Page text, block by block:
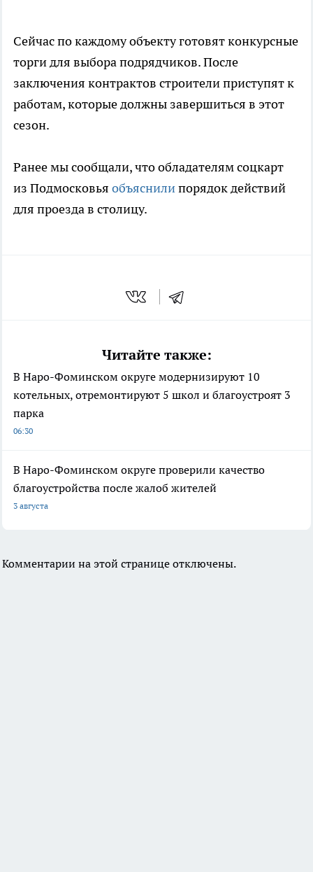
Сейчас по каждому объекту готовят конкурсные
торги для выбора подрядчиков. После
заключения контрактов строители приступят к
работам, которые должны завершиться в этот
сезон.
Ранее мы сообщали, что обладателям соцкарт
из Подмосковья объяснилипорядок действий
для проезда в столицу.
Читайте также:
В Наро-Фоминском округе модернизируют 10
котельных, отремонтируют 5 школ и благоустроят 3
парка
06:30
В Наро-Фоминском округе проверили качество
благоустройства после жалоб жителей
3 августа
Комментарии на этой странице отключены.